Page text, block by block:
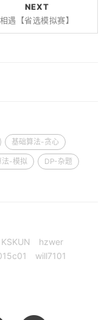
NEXT
相遇【省选模拟赛】
基础算法-贪心
法-模拟 DP-杂题
KSKUN
hzwer
will7101